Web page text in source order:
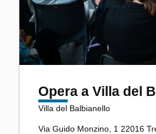
Opera a Villa del
Villa del Balbianello
Via Guido Monzino, 1 22016